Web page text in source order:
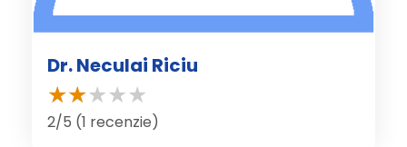
Dr. Neculai Riciu
2/5 (1 recenzie)